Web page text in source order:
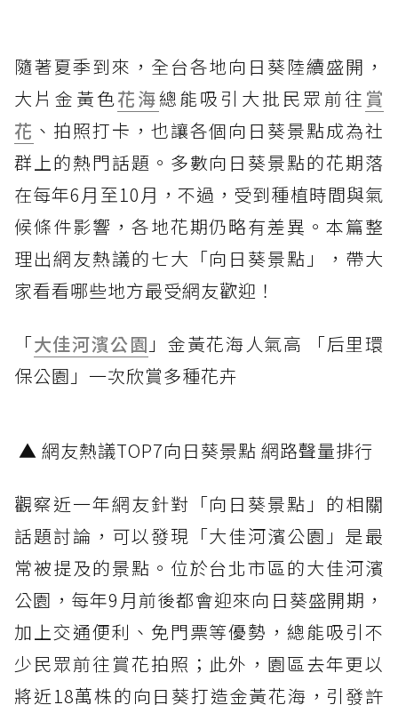
隨著夏季到來，全台各地向日葵陸續盛開，
大片金黃色花海總能吸引大批民眾前往 賞
花 、拍照打卡，也讓各個向日葵景點成為社
群上的熱門話題。多數向日葵景點的花期落
在每年6月至10月，不過，受到種植時間與氣
候條件影響，各地花期仍略有差異。本篇整
理出網友熱議的七大「向日葵景點」，帶大
家看看哪些地方最受網友歡迎！
「大佳河濱公園 」金黃花海人氣高 「后里環
保公園」一次欣賞多種花卉
▲ 網友熱議TOP7向日葵景點 網路聲量排行
觀察近一年網友針對「向日葵景點」的相關
話題討論，可以發現「大佳河濱公園」是最
常被提及的景點。位於台北市區的大佳河濱
公園，每年9月前後都會迎來向日葵盛開期，
加上交通便利、免門票等優勢，總能吸引不
少民眾前往賞花拍照；此外，園區去年更以
將近18萬株的向日葵打造金黃花海，引發許